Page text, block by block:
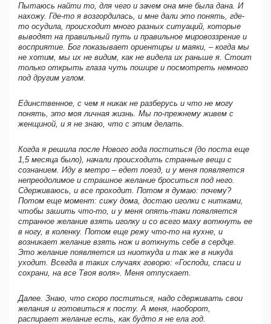
Пытаюсь найти то, для чего и зачем она мне была дана. И
нахожу. Где-то я возгордилась, и мне дали это понять, где-
то осудила, происходит много разных ситуаций, которые
выводят на правильный путь и правильное мировоззрение и
восприятие. Бог показывает ориентиры и маяки, – когда мы
не хотим, мы их не видим, как не видела их раньше я. Стоит
только открыть глаза чуть пошире и посмотреть немного
под другим углом.
Единственное, с чем я никак не разберусь и что не могу
понять, это моя личная жизнь. Мы по-прежнему живем с
женщиной, и я не знаю, что с этим делать.
Когда я решила после Нового года поститься (до поста еще
1,5 месяца было), начали происходить странные вещи с
сознанием. Иду в метро – едет поезд, и у меня появляется
непреодолимое и страшное желание броситься под него.
Сдерживаюсь, и все проходит. Потом я думаю: почему?
Потом еще момент: сижу дома, достаю иголки с нитками,
чтобы зашить что-то, и у меня опять-таки появляется
странное желание взять иголку и со всего маху воткнуть ее
в ногу, в коленку. Потом еще режу что-то на кухне, и
возникает желание взять нож и воткнуть себе в сердце.
Это желание появляется из ниоткуда и так же в никуда
уходит. Всегда в таких случаях говорю: «Господи, спаси и
сохрани, на все Твоя воля». Меня отпускает.
Далее. Знаю, что скоро поститься, надо сдерживать свои
желания и готовиться к посту. А меня, наоборот,
распирает желание есть, как будто я не ела год.